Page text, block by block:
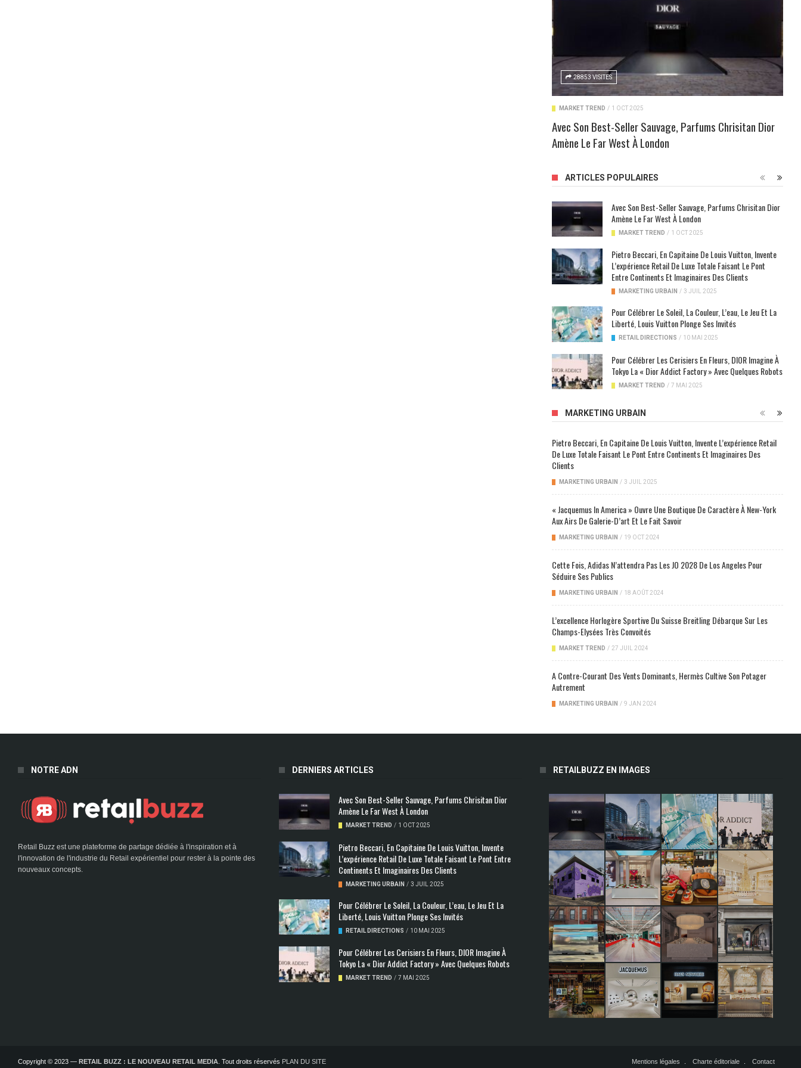
28853 VISITES
MARKET TREND / 1 OCT 2025
Avec Son Best-Seller Sauvage, Parfums Chrisitan Dior
Amène Le Far West À London
ARTICLES POPULAIRES
Avec Son Best-Seller Sauvage, Parfums Chrisitan Dior
Amène Le Far West À London
MARKET TREND / 1 OCT 2025
Pietro Beccari, En Capitaine De Louis Vuitton, Invente
L’expérience Retail De Luxe Totale Faisant Le Pont
Entre Continents Et Imaginaires Des Clients
MARKETING URBAIN / 3 JUIL 2025
Pour Célébrer Le Soleil, La Couleur, L’eau, Le Jeu Et La
Liberté, Louis Vuitton Plonge Ses Invités
RETAIL DIRECTIONS / 10 MAI 2025
Pour Célébrer Les Cerisiers En Fleurs, DIOR Imagine À
Tokyo La « Dior Addict Factory » Avec Quelques Robots
MARKET TREND / 7 MAI 2025
MARKETING URBAIN
Pietro Beccari, En Capitaine De Louis Vuitton, Invente L’expérience Retail
De Luxe Totale Faisant Le Pont Entre Continents Et Imaginaires Des
Clients
MARKETING URBAIN / 3 JUIL 2025
« Jacquemus In America » Ouvre Une Boutique De Caractère À New-York
Aux Airs De Galerie-D’art Et Le Fait Savoir
MARKETING URBAIN / 19 OCT 2024
Cette Fois, Adidas N’attendra Pas Les JO 2028 De Los Angeles Pour
Séduire Ses Publics
MARKETING URBAIN / 18 AOÛT 2024
L’excellence Horlogère Sportive Du Suisse Breitling Débarque Sur Les
Champs-Elysées Très Convoités
MARKET TREND / 27 JUIL 2024
A Contre-Courant Des Vents Dominants, Hermès Cultive Son Potager
Autrement
MARKETING URBAIN / 9 JAN 2024
NOTRE ADN
Retail Buzz est une plateforme de partage dédiée à l'inspiration et à
l'innovation de l'industrie du Retail expérientiel pour rester à la pointe des
nouveaux concepts.
DERNIERS ARTICLES
Avec Son Best-Seller Sauvage, Parfums Chrisitan Dior
Amène Le Far West À London
MARKET TREND / 1 OCT 2025
Pietro Beccari, En Capitaine De Louis Vuitton, Invente
L’expérience Retail De Luxe Totale Faisant Le Pont Entre
Continents Et Imaginaires Des Clients
MARKETING URBAIN / 3 JUIL 2025
Pour Célébrer Le Soleil, La Couleur, L’eau, Le Jeu Et La
Liberté, Louis Vuitton Plonge Ses Invités
RETAIL DIRECTIONS / 10 MAI 2025
Pour Célébrer Les Cerisiers En Fleurs, DIOR Imagine À
Tokyo La « Dior Addict Factory » Avec Quelques Robots
MARKET TREND / 7 MAI 2025
RETAILBUZZ EN IMAGES
Copyright © 2023 — RETAIL BUZZ : LE NOUVEAU RETAIL MEDIA. Tout droits réservés PLAN DU SITE Mentions légales Charte éditoriale Contact